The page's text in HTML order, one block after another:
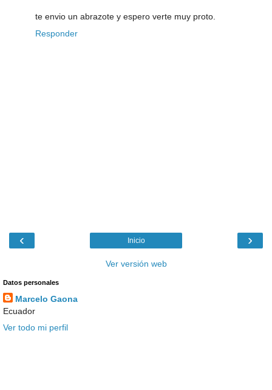
te envio un abrazote y espero verte muy proto.
Responder
‹ ›
Inicio
Ver versión web
Datos personales
Marcelo Gaona
Ecuador
Ver todo mi perfil